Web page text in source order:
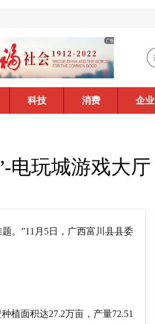
科技 消费 企业
电玩城游戏大厅
。”11月5日，广西富川县县委
植面积达27.2万亩，产量72.51